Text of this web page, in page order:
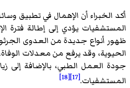
أكد الخبراء أن الإهمال في تطبيق
المستشفيات يؤدي إلى إطالة فترة
ظهور أنواع جديدة من العدوى
الحيوية، وقد يرفع من معدلات
جودة العمل الطبي، بالإضافة إلى
المستشفيات.[17]
[18]